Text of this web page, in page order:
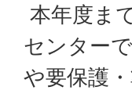
本年度ま
センター
や要保護